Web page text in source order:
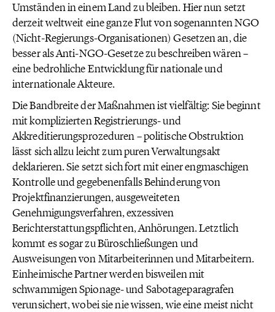
Umständen in einem Land zu bleiben. Hier nun setzt
derzeit weltweit eine ganze Flut von sogenannten NGO
(Nicht-Regierungs-Organisationen) Gesetzen an, die
besser als Anti-NGO-Gesetze zu beschreiben wären –
eine bedrohliche Entwicklung für nationale und
internationale Akteure.
Die Bandbreite der Maßnahmen ist vielfältig: Sie beginnt
mit komplizierten Registrierungs- und
Akkreditierungsprozeduren – politische Obstruktion
lässt sich allzu leicht zum puren Verwaltungsakt
deklarieren. Sie setzt sich fort mit einer engmaschigen
Kontrolle und gegebenenfalls Behinderung von
Projektfinanzierungen, ausgeweiteten
Genehmigungsverfahren, exzessiven
Berichterstattungspflichten, Anhörungen. Letztlich
kommt es sogar zu Büroschließungen und
Ausweisungen von Mitarbeiterinnen und Mitarbeitern.
Einheimische Partner werden bisweilen mit
schwammigen Spionage- und Sabotageparagrafen
verunsichert, wobei sie nie wissen, wie eine meist nicht